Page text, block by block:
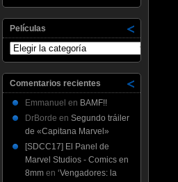
Películas
Películas
Comentarios recientes
Emmanuel en BAMF!!
DrBorde en Segundo tráiler
de «Capitana Marvel»
[SDCC17] El Panel de
Marvel Studios - Comics en
8mmen ‘Vengadores: la